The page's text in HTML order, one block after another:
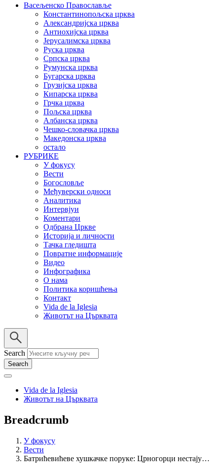
Васељенско Православље
Константинопољска црква
Александријска црква
Антиохијска црква
Јерусалимска црква
Руска црква
Српска црква
Румунска црква
Бугарска црква
Грузијска црква
Кипарска црква
Грчка црква
Пољска црква
Албанска црква
Чешко-словачка црква
Македонска црква
остало
РУБРИКЕ
У фокусу
Вести
Богословље
Међуверски односи
Аналитика
Интервјуи
Коментари
Одбрана Цркве
Историја и личности
Тачка гледишта
Повратне информације
Видео
Инфографика
О нама
Политика коришћења
Контакт
Vida de la Iglesia
Животът на Църквата
Search
Vida de la Iglesia
Животът на Църквата
Breadcrumb
У фокусу
Вести
Батрићевићеве хушкачке поруке: Црногорци нестају…